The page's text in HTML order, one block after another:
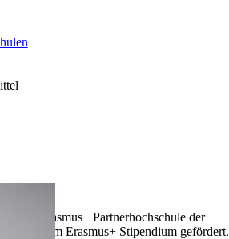
einer Erasmus+ Partnerhochschule der
mit einem Erasmus+ Stipendium gefördert.